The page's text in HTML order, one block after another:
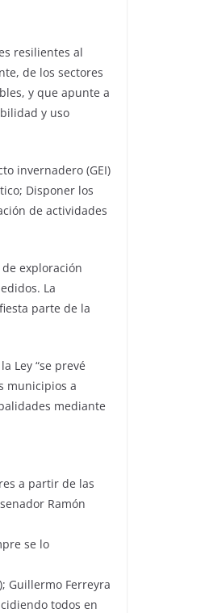
resilientes al
de los sectores
y que apunte a
y uso
invernadero (GEI)
Disponer los
de actividades
exploración
La
parte de la
Ley “se prevé
municipios a
mediante
a partir de las
Ramón
se lo
Guillermo Ferreyra
todos en